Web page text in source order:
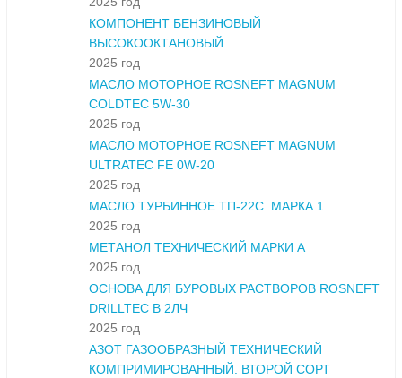
КОМПОНЕНТ БЕНЗИНОВЫЙ
ВЫСОКООКТАНОВЫЙ
2025 год
МАСЛО МОТОРНОЕ ROSNEFT MAGNUM
COLDTEC 5W-30
2025 год
МАСЛО МОТОРНОЕ ROSNEFT MAGNUM
ULTRATEC FE 0W-20
2025 год
МАСЛО ТУРБИННОЕ ТП-22С. МАРКА 1
2025 год
МЕТАНОЛ ТЕХНИЧЕСКИЙ МАРКИ А
2025 год
ОСНОВА ДЛЯ БУРОВЫХ РАСТВОРОВ ROSNEFT
DRILLTEC В 2ЛЧ
2025 год
АЗОТ ГАЗООБРАЗНЫЙ ТЕХНИЧЕСКИЙ
КОМПРИМИРОВАННЫЙ. ВТОРОЙ СОРТ